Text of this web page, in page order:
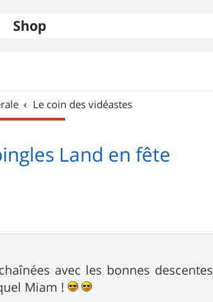
Shop
Le coin des vidéastes
Land en fête
avec les bonnes
Miam !